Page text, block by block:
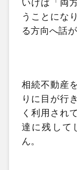
いけば「両
うことにな
る方向へ話
相続不動産
りに目が行
く利用され
達に残して
ん。